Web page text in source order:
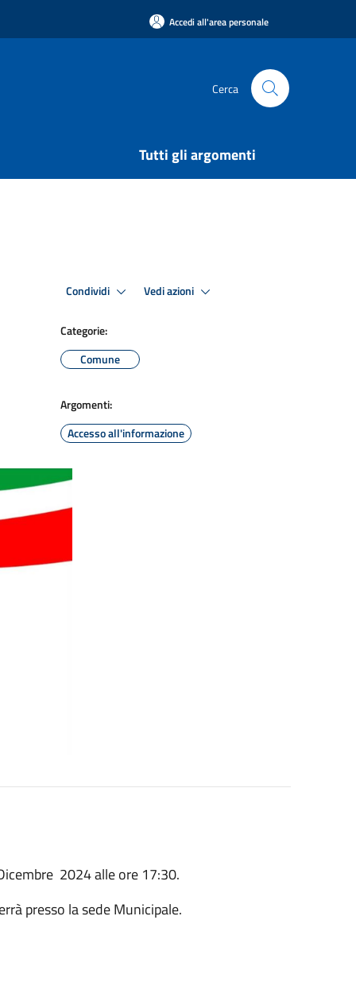
Accedi all'area personale
Cerca
Tutti gli argomenti
Condividi Vedi azioni
Categorie:
Comune
Argomenti:
Accesso all'informazione
2024 alle ore 17:30.
presso la sede Municipale.